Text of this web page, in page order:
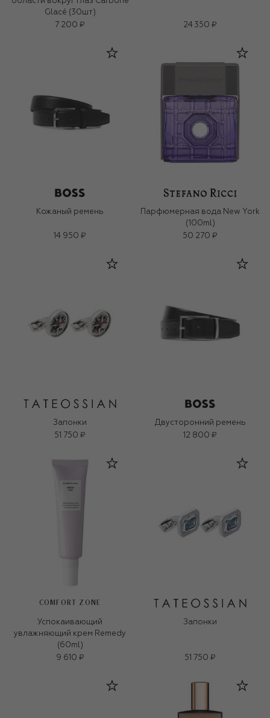
Glacé (30шт)
7 200 ₽
24 350 ₽
Кожаный ремень
14 950 ₽
Парфюмерная вода New York
(100ml)
50 270 ₽
Запонки
51 750 ₽
Двусторонний ремень
12 800 ₽
COMFORT ZONE
Успокаивающий
увлажняющий крем Remedy
(60ml)
9 610 ₽
Запонки
51 750 ₽